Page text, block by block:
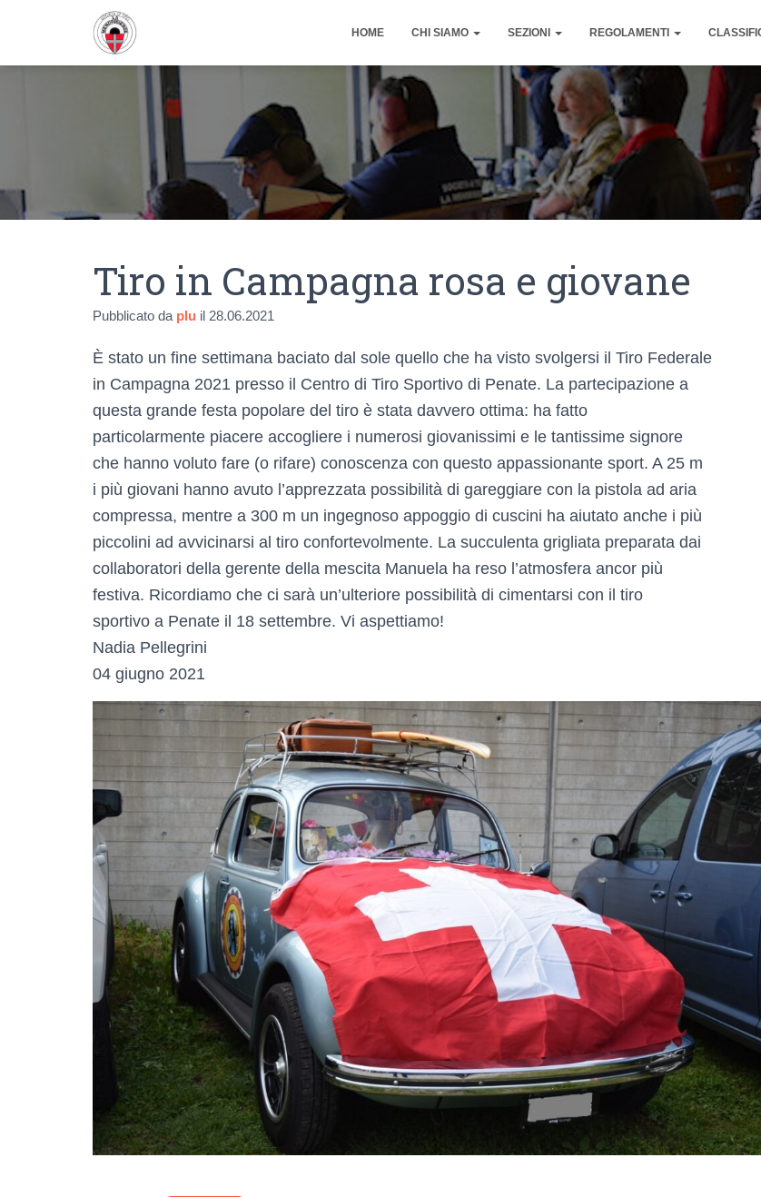
HOME CHI SIAMO SEZIONI REGOLAMENTI
Tiro in Campagna rosa e giovane
Pubblicato da plu il 28.06.2021
È stato un fine settimana baciato dal sole quello che ha visto svolgersi il Tiro Federale
in Campagna 2021 presso il Centro di Tiro Sportivo di Penate. La partecipazione a
questa grande festa popolare del tiro è stata davvero ottima: ha fatto
particolarmente piacere accogliere i numerosi giovanissimi e le tantissime signore
che hanno voluto fare (o rifare) conoscenza con questo appassionante sport. A 25 m
i più giovani hanno avuto l’apprezzata possibilità di gareggiare con la pistola ad aria
compressa, mentre a 300 m un ingegnoso appoggio di cuscini ha aiutato anche i più
piccolini ad avvicinarsi al tiro confortevolmente. La succulenta grigliata preparata dai
collaboratori della gerente della mescita Manuela ha reso l’atmosfera ancor più
festiva. Ricordiamo che ci sarà un’ulteriore possibilità di cimentarsi con il tiro
sportivo a Penate il 18 settembre. Vi aspettiamo!
Nadia Pellegrini
04 giugno 2021